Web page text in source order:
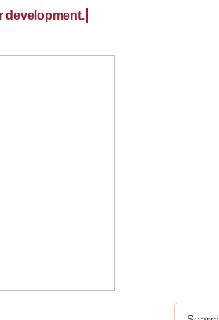
Search